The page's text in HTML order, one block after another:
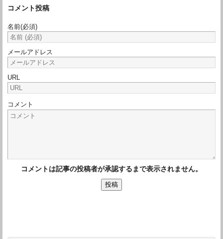
コメント投稿
名前(必須)
メールアドレス
URL
コメント
コメントは記事の投稿者が承認するまで表示されません。